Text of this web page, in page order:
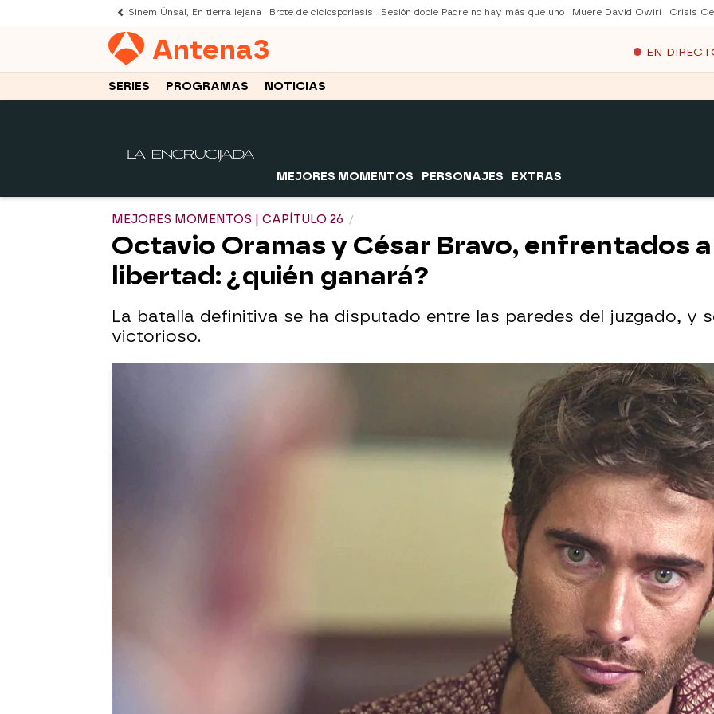
Sinem Ünsal, En tierra lejana Brote de ciclosporiasis Sesión doble Padre no hay más que uno Muere David Owiri Crisis
Antena3 EN
SERIES PROGRAMAS NOTICIAS
MEJORES MOMENTOS PERSONAJES EXTRAS
MEJORES MOMENTOS | CAPÍTULO 26
Octavio Oramas y César Bravo, enfrentados
libertad: ¿quién ganará?
La batalla definitiva se ha disputado entre las paredes del juzgado, y
victorioso.
Eire García Arbaizar
WhatsappFacebook
X
Octavio Oramas, César Bravo y Humberto han llegado al